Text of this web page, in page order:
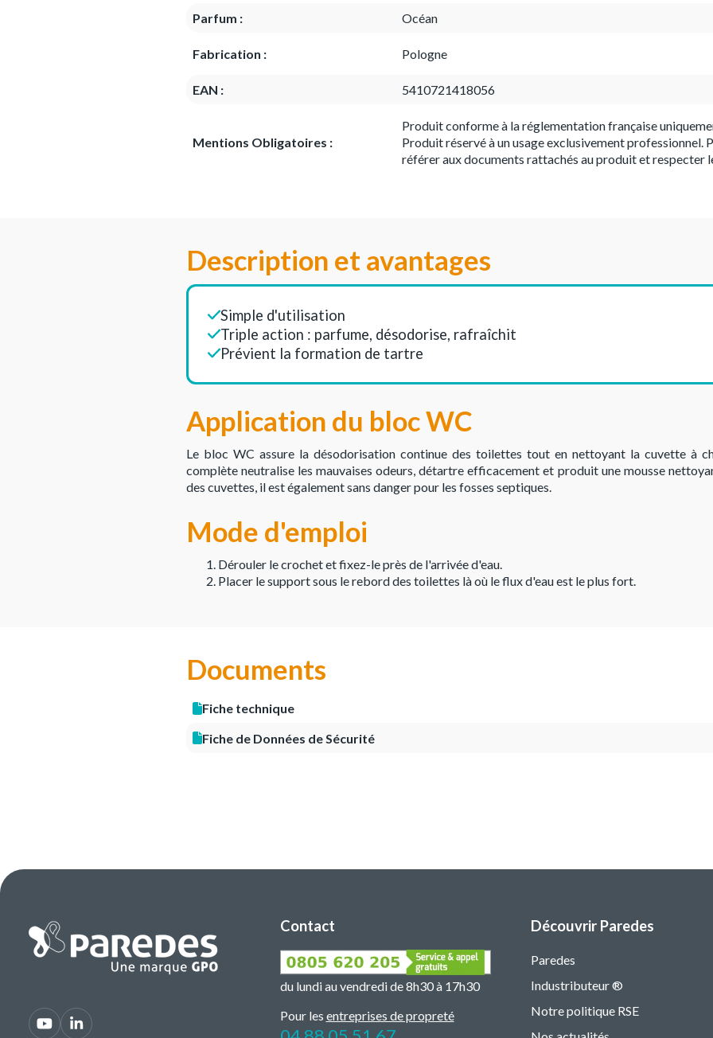
Parfum : Océan
Fabrication : Pologne
EAN : 5410721418056
Mentions Obligatoires :
Produit conforme à la réglementation française
Produit réservé à un usage exclusivement professionnel.
référer aux documents rattachés au produit et respecter
Description et avantages
Simple d'utilisation
Triple action : parfume, désodorise, rafraîchit
Prévient la formation de tartre
Application du bloc WC
Le bloc WC assure la désodorisation continue des toilettes tout en nettoyant la cuvette à
complète neutralise les mauvaises odeurs, détartre efficacement et produit une mousse
des cuvettes, il est également sans danger pour les fosses septiques.
Mode d'emploi
Dérouler le crochet et fixez-le près de l'arrivée d'eau.
Placer le support sous le rebord des toilettes là où le flux d'eau est le plus fort.
Documents
Fiche technique
Fiche de Données de Sécurité
Contact
du lundi au vendredi de 8h30 à 17h30
Pour les entreprises de propreté
Découvrir Paredes
Paredes
Industributeur ®
Notre politique RSE